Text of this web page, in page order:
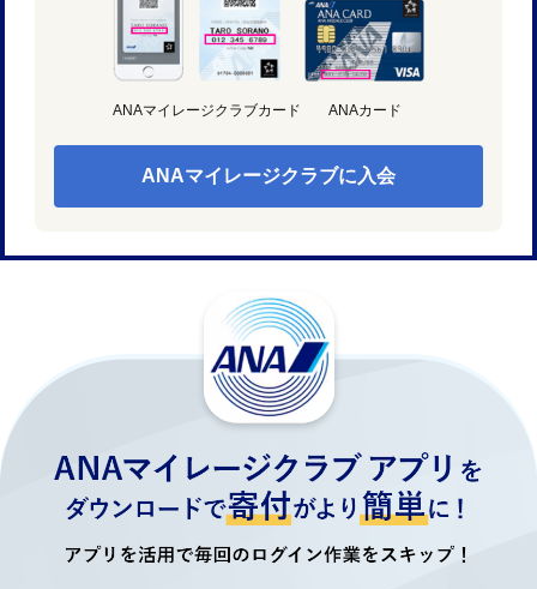
ANAマイレージクラブカード ANAカード
ANAマイレージクラブに入会